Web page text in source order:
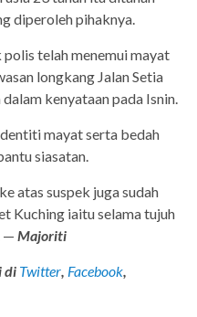
diperoleh pihaknya.
telah menemui mayat
longkang Jalan Setia
kenyataan pada Isnin.
mayat serta bedah
siasatan.
atas suspek juga sudah
Kuching iaitu selama tujuh
— Majoriti
di Twitter, Facebook,